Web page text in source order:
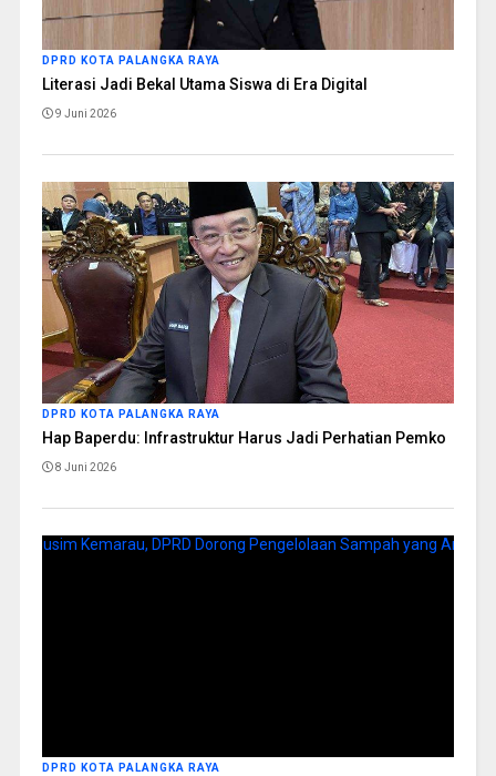
DPRD KOTA PALANGKA RAYA
Literasi Jadi Bekal Utama Siswa di Era Digital
9 Juni 2026
DPRD KOTA PALANGKA RAYA
Hap Baperdu: Infrastruktur Harus Jadi Perhatian Pemko
8 Juni 2026
DPRD KOTA PALANGKA RAYA